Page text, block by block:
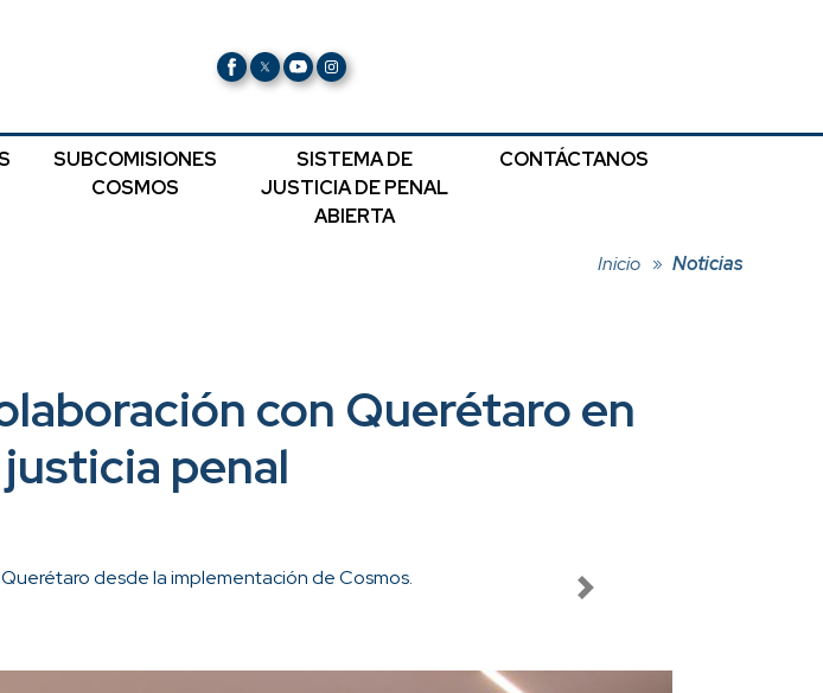
SUBCOMISIONES
COSMOS
SISTEMA DE
JUSTICIA DE PENAL
ABIERTA
CONTÁCTANOS
Inicio Noticias
con Querétaro en
penal
de la Embajada de Estados Unidos fueron recibidos en la Fiscalía General.
Next